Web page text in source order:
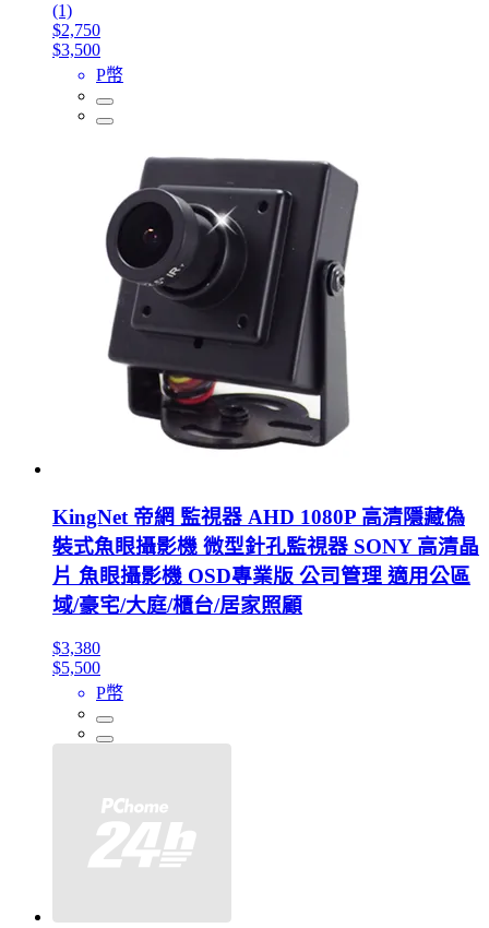
(1)
$2,750
$3,500
P幣
KingNet 帝網 監視器 AHD 1080P 高清隱藏偽
裝式魚眼攝影機 微型針孔監視器 SONY 高清晶
片 魚眼攝影機 OSD專業版 公司管理 適用公區
域/豪宅/大庭/櫃台/居家照顧
$3,380
$5,500
P幣